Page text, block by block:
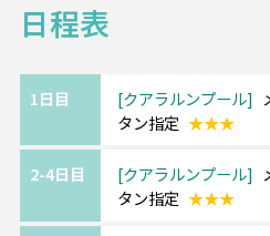
◆◇活気あふれ
混在する大都市
物価が安く、シ
日程表
1日目 クアラルンプール
タン指定 ★★★
2-4日目 クアラルンプール
タン指定 ★★★